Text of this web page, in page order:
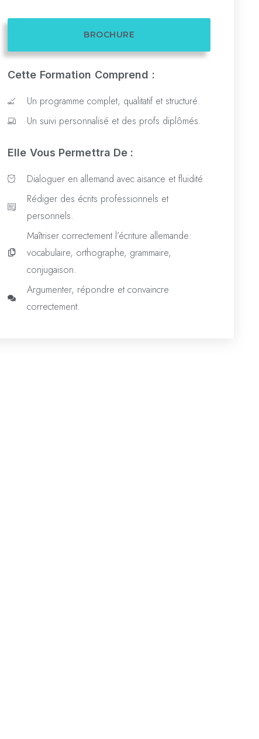
BROCHURE
Cette Formation Comprend :
Un programme complet, qualitatif et structuré.
Un suivi personnalisé et des profs diplômés.
Elle Vous Permettra De :
Dialoguer en allemand avec aisance et fluidité
Rédiger des écrits professionnels et
personnels.
Maîtriser correctement l’écriture allemande:
vocabulaire, orthographe, grammaire,
conjugaison.
Argumenter, répondre et convaincre
correctement.